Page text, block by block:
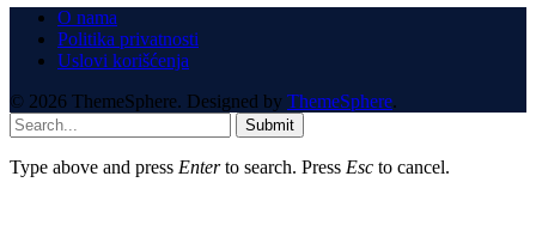
O nama
Politika privatnosti
Uslovi korišćenja
© 2026 ThemeSphere. Designed by ThemeSphere.
Submit
Type above and press Enterto search. Press Esc to cancel.